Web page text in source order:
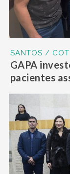
SANTOS /
GAPA
pacientes